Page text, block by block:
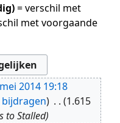
= verschil met
met voorgaande
2014 19:18
bijdragen
1.615
to Stalled